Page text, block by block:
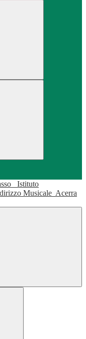
Istituto
Musicale Acerra